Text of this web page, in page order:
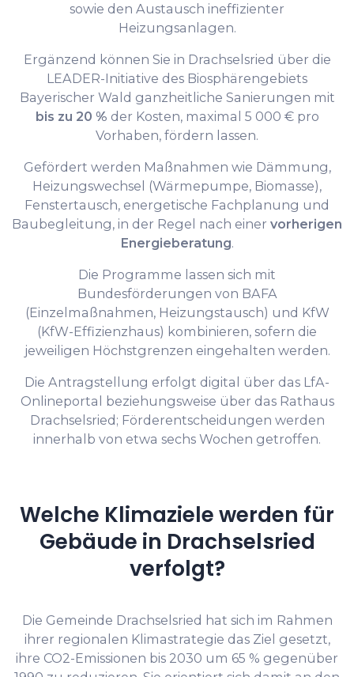
sowie den Austausch ineffizienter
Heizungsanlagen.
Ergänzend können Sie in Drachselsried über die
LEADER-Initiative des Biosphärengebiets
Bayerischer Wald ganzheitliche Sanierungen mit
bis zu 20 % der Kosten, maximal 5 000 € pro
Vorhaben, fördern lassen.
Gefördert werden Maßnahmen wie Dämmung,
Heizungswechsel (Wärmepumpe, Biomasse),
Fenstertausch, energetische Fachplanung und
Baubegleitung, in der Regel nach einer vorherigen
Energieberatung.
Die Programme lassen sich mit
Bundesförderungen von BAFA
(Einzelmaßnahmen, Heizungstausch) und KfW
(KfW-Effizienzhaus) kombinieren, sofern die
jeweiligen Höchstgrenzen eingehalten werden.
Die Antragstellung erfolgt digital über das LfA-
Onlineportal beziehungsweise über das Rathaus
Drachselsried; Förderentscheidungen werden
innerhalb von etwa sechs Wochen getroffen.
Welche Klimaziele werden für
Gebäude in Drachselsried
verfolgt?
Die Gemeinde Drachselsried hat sich im Rahmen
ihrer regionalen Klimastrategie das Ziel gesetzt,
ihre CO2-Emissionen bis 2030 um 65 % gegenüber